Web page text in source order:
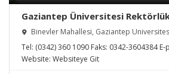
Gaziantep Üniversitesi
Binevler Mahallesi, Gaziantep
Tel: (0342) 360 1090 Faks: 0342-3604384 E-
Website: Websiteye Git